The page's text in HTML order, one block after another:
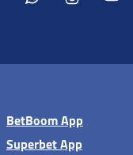
BetBoom App
Superbet App